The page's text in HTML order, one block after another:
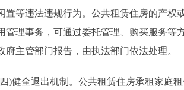
置等违法违规行为。公共租赁住房的产权
管理事务，可通过委托管理、购买服务等
府主管部门报告，由执法部门依法处理。
全退出机制。公共租赁住房承租家庭租